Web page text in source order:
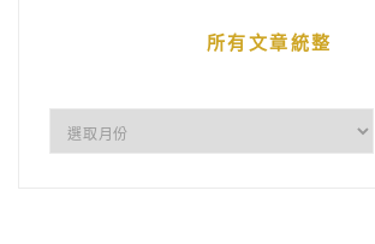
所有文章統整